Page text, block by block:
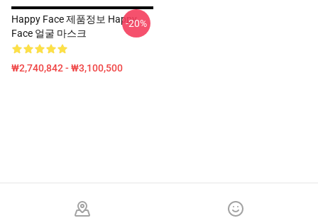
Happy Face 제품정보 Happy
Face 얼굴 마스크
₩2,740,842 - ₩3,100,500
-20%